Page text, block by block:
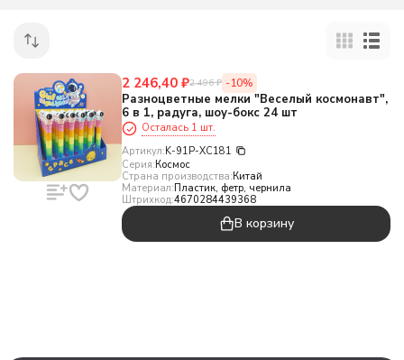
2 246,40 ₽2 496 ₽ -10%
Разноцветные мелки "Веселый космонавт",
6 в 1, радуга, шоу-бокс 24 шт
Осталась 1 шт.
Артикул:K-91P-XC181
Серия:Космос
Страна производства:Китай
Материал:Пластик, фетр, чернила
Штрихкод:4670284439368
В корзину